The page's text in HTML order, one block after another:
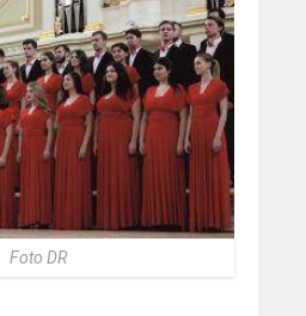
Foto DR